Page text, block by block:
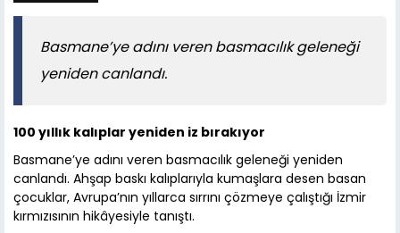
Basmane’ye adını veren basmacılık geleneği
yeniden canlandı.
100 yıllık kalıplar yeniden iz bırakıyor
Basmane’ye adını veren basmacılık geleneği yeniden
canlandı. Ahşap baskı kalıplarıyla kumaşlara desen basan
çocuklar, Avrupa’nın yıllarca sırrını çözmeye çalıştığı İzmir
kırmızısının hikâyesiyle tanıştı.